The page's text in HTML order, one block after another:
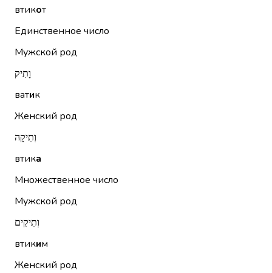
втикот
Единственное число
Мужской род
וָתִיק
ватик
Женский род
וְתִיקָה
втика
Множественное число
Мужской род
וְתִיקִים
втиким
Женский род